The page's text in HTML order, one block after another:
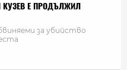
КУЗЕВ Е ПРОДЪЛЖИЛ
за убийство